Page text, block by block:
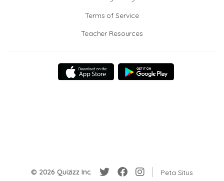
Terms of Service
Teacher Resources
© 2026 Quizizz Inc. Peta Situs